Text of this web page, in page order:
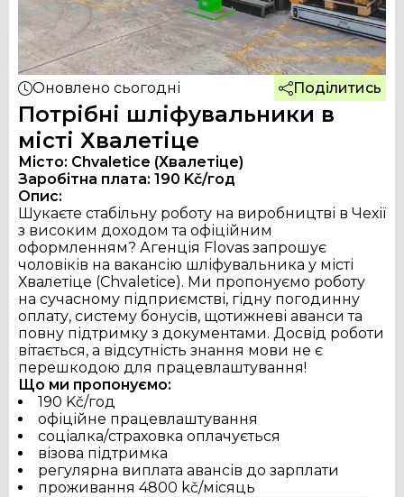
Українська
English
Оновлено сьогодні Поділитись
Потрібні шліфувальники в
місті Хвалетіце
Місто: Chvaletice (Хвалетіце)
Заробітна плата: 190 Kč/год
Опис:
Шукаєте стабільну роботу на виробництві в Чехії
з високим доходом та офіційним
оформленням? Агенція Flovas запрошує
чоловіків на вакансію шліфувальника у місті
Хвалетіце (Chvaletice). Ми пропонуємо роботу
на сучасному підприємстві, гідну погодинну
оплату, систему бонусів, щотижневі аванси та
повну підтримку з документами. Досвід роботи
вітається, а відсутність знання мови не є
перешкодою для працевлаштування!
Що ми пропонуємо:
190 Kč/год
офіційне працевлаштування
соціалка/страховка оплачується
візова підтримка
регулярна виплата авансів до зарплати
проживання 4800 kč/місяць